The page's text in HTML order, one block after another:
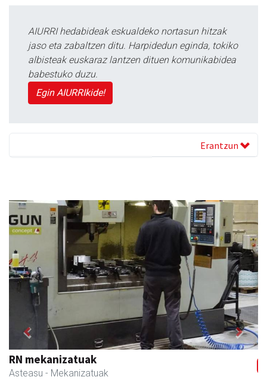
AIURRI hedabideak eskualdeko nortasun hitzak
jaso eta zabaltzen ditu. Harpidedun eginda, tokiko
albisteak euskaraz lantzen dituen komunikabidea
babestuko duzu.
Egin AIURRIkide!
Erantzun
RN mekanizatuak
Asteasu - Mekanizatuak
Previous Next